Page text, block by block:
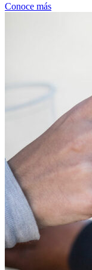
Conoce más